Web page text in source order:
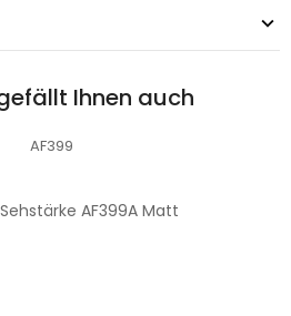
Ihnen auch
AF399A Matt